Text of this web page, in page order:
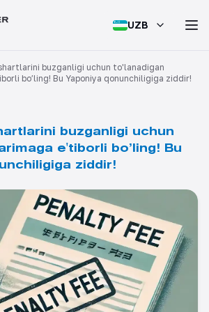
UZB
buzganligi uchun to'lanadigan
bo’ling! Bu Yaponiya qonunchiligiga ziddir!
buzganligi uchun
e'tiborli bo’ling! Bu
ziddir!